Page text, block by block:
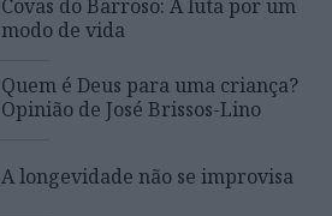
Covas do Barroso: A luta por um
modo de vida
Quem é Deus para uma criança?
Opinião de José Brissos-Lino
A longevidade não se improvisa